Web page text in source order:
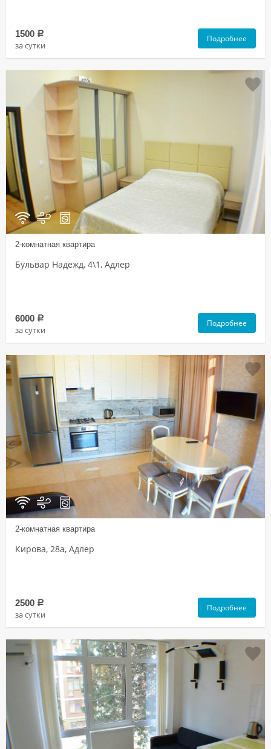
1500 a
за сутки
Подробнее
2-комнатная квартира
Бульвар Надежд, 4\1, Адлер
6000 a
за сутки
Подробнее
2-комнатная квартира
Кирова, 28а, Адлер
2500 a
за сутки
Подробнее